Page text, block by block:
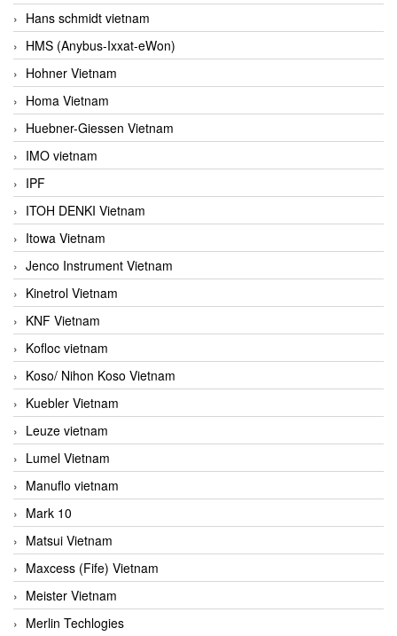
Hans schmidt vietnam
HMS (Anybus-Ixxat-eWon)
Hohner Vietnam
Homa Vietnam
Huebner-Giessen Vietnam
IMO vietnam
IPF
ITOH DENKI Vietnam
Itowa Vietnam
Jenco Instrument Vietnam
Kinetrol Vietnam
KNF Vietnam
Kofloc vietnam
Koso/ Nihon Koso Vietnam
Kuebler Vietnam
Leuze vietnam
Lumel Vietnam
Manuflo vietnam
Mark 10
Matsui Vietnam
Maxcess (Fife) Vietnam
Meister Vietnam
Merlin Techlogies